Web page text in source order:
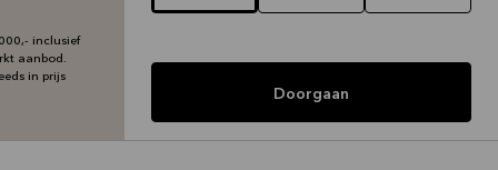
inclusief
aanbod.
in prijs
Doorgaan